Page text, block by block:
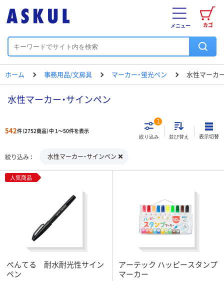
カゴ
メニュー
ホーム 事務用品/文房具 マーカー・蛍光ペン 水性マーカ
水性マーカー・サインペン
542件（2752商品）中 1～50件を表示
絞り込み
1
並び替え 表示切替
絞り込み 水性マーカー・サインペン
人気商品
ぺんてる 耐水耐光性サイン
ペン
アーテック ハッピースタンプ
マーカー